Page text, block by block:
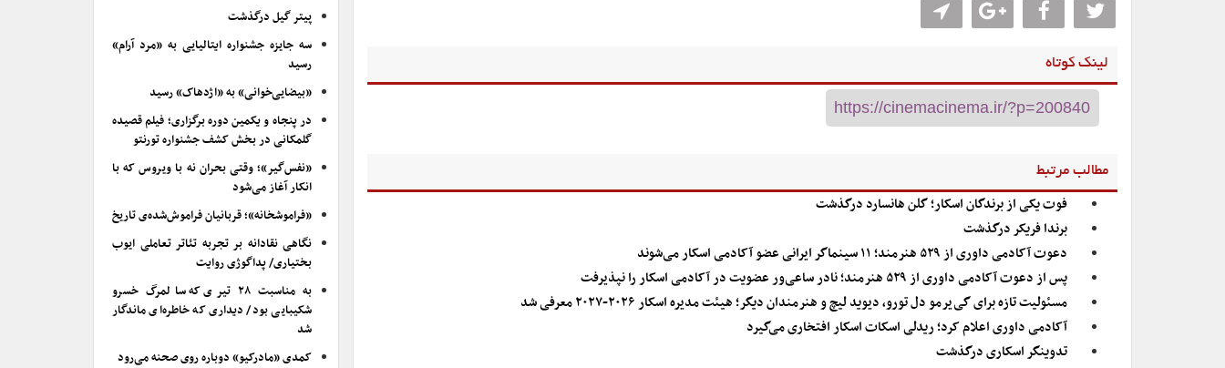
لینک کوتاه
مطالب مرتبط
فوت یکی از برندگان اسکار؛ گلن هانسارد درگذشت
برندا فریکر درگذشت
دعوت آکادمی داوری از ۵۲۹ هنرمند؛ ۱۱ سینماگر ایرانی عضو آکادمی اسکار می‌شوند
پس از دعوت آکادمی داوری از ۵۲۹ هنرمند؛ نادر ساعی‌ور عضویت در آکادمی اسکار را نپذیرفت
مسئولیت تازه برای گی‌یرمو دل تورو، دیوید لیچ و هنرمندان دیگر؛ هیئت مدیره اسکار ۲۰۲۶-۲۰۲۷ معرفی شد
آکادمی داوری اعلام کرد؛ ریدلی اسکات اسکار افتخاری می‌گیرد
تدوینگر اسکاری درگذشت
پیتر گیل درگذشت
سه جایزه جشنواره ایتالیایی به «مرد آرام»
رسید
«بیضایی‌خوانی» به «اژدهاک» رسید
در پنجاه و یکمین دوره برگزاری؛ فیلم قصیده
گلمکانی در بخش کشف جشنواره تورنتو
«نفس‌گیر»؛ وقتی بحران نه با ویروس که با
انکار آغاز می‌شود
«فراموشخانه»؛ قربانیان فراموش‌شده‌ی تاریخ
نگاهی نقادانه بر تجربه تئاتر تعاملی ایوب
بختیاری/ پداگوژی روایت
به مناسبت ۲۸ تیری که سالمرگ خسرو
شکیبایی بود/ دیداری که خاطره‌ای ماندگار
شد
کمدی «مادرکیو» دوباره روی صحنه می‌رود